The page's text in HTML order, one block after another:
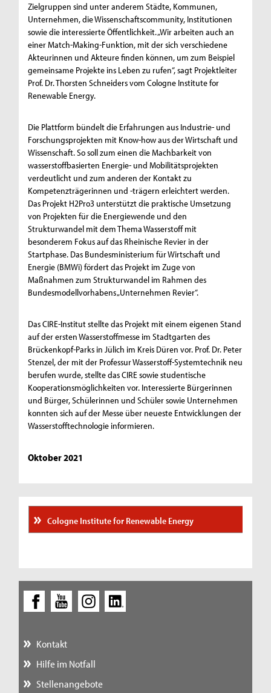
Zielgruppen sind unter anderem Städte, Kommunen,
Unternehmen, die Wissenschaftscommunity, Institutionen
sowie die interessierte Öffentlichkeit. „Wir arbeiten auch an
einer Match-Making-Funktion, mit der sich verschiedene
Akteurinnen und Akteure finden können, um zum Beispiel
gemeinsame Projekte ins Leben zu rufen“, sagt Projektleiter
Prof. Dr. Thorsten Schneiders vom Cologne Institute for
Renewable Energy.
Die Plattform bündelt die Erfahrungen aus Industrie- und
Forschungsprojekten mit Know-how aus der Wirtschaft und
Wissenschaft. So soll zum einen die Machbarkeit von
wasserstoffbasierten Energie- und Mobilitätsprojekten
verdeutlicht und zum anderen der Kontakt zu
Kompetenzträgerinnen und -trägern erleichtert werden.
Das Projekt H2Pro3 unterstützt die praktische Umsetzung
von Projekten für die Energiewende und den
Strukturwandel mit dem Thema Wasserstoff mit
besonderem Fokus auf das Rheinische Revier in der
Startphase. Das Bundesministerium für Wirtschaft und
Energie (BMWi) fördert das Projekt im Zuge von
Maßnahmen zum Strukturwandel im Rahmen des
Bundesmodellvorhabens „Unternehmen Revier“.
Das CIRE-Institut stellte das Projekt mit einem eigenen Stand
auf der ersten Wasserstoffmesse im Stadtgarten des
Brückenkopf-Parks in Jülich im Kreis Düren vor. Prof. Dr. Peter
Stenzel, der mit der Professur Wasserstoff-Systemtechnik neu
berufen wurde, stellte das CIRE sowie studentische
Kooperationsmöglichkeiten vor. Interessierte Bürgerinnen
und Bürger, Schülerinnen und Schüler sowie Unternehmen
konnten sich auf der Messe über neueste Entwicklungen der
Wasserstofftechnologie informieren.
Oktober 2021
Cologne Institute for Renewable Energy
Kontakt
Hilfe im Notfall
Stellenangebote